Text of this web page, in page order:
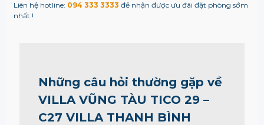
Liên hệ hotline: 094 333 3333 để nhận được ưu đãi đặt phòng sớm
nhất !
Những câu hỏi thường gặp về
VILLA VŨNG TÀU TICO 29 –
C27 VILLA THANH BÌNH